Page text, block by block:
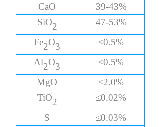
CaO
39-43%
SiO2
47-53%
Fe2O3
≤0.5%
Al2O3
≤0.5%
MgO
≤2.0%
TiO2
≤0.02%
S
≤0.03%